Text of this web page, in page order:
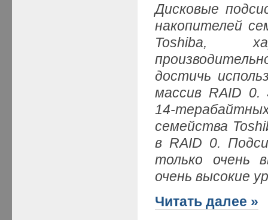
Дисковые
накопителей
Toshiba,
достичь
массив RAID
14-
семейства
в RAID 0.
только очень
очень высокие
Читать далее »